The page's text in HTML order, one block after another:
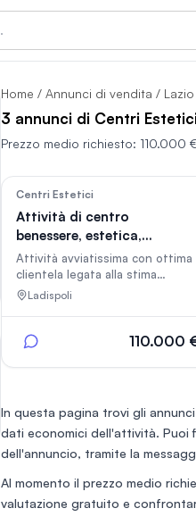
Home / Annunci di vendita / Lazio
3 annunci di Centri
Prezzo medio richiesto: 110.000 €
Centri Estetici
Attività di centro
benessere, estetica,
parrucchiere, solarium,
Attività avviatissima con ottima
clientela legata alla stima
dell’attività da 22 anni, 96 metri
di estetica, parrucchiere e tre
benissimo
Ladispoli
110.000
In questa pagina trovi gli
dati economici dell'attività. Puoi
dell'annuncio, tramite la
Al momento il prezzo medio
valutazione gratuito e